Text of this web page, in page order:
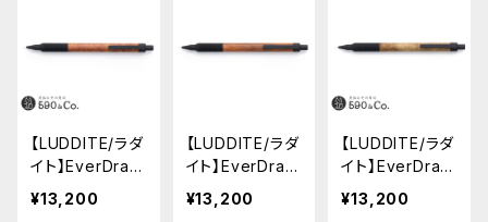
【LUDDITE/ラダ
イト】EverDraw
0.5 銘木モデル
(花梨瘤)
¥13,200
【LUDDITE/ラダ
イト】EverDraw
0.5 銘木モデル
(ローズウッド)
¥13,200
【LUDDITE/ラダ
イト】EverDraw
0.5 銘木モデル
(マーブルウッド)
¥13,200